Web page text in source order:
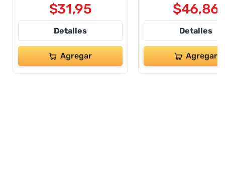
$31,95
Detalles
Agregar
$46,86
Detalles
Agregar